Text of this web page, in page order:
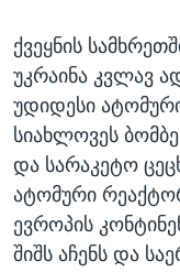
ქვეყნის
უკრაინა კვლავ
უდიდესი
სიახლოვეს
და სარაკეტო
ატომური
ევროპის
შიშს აჩენს და